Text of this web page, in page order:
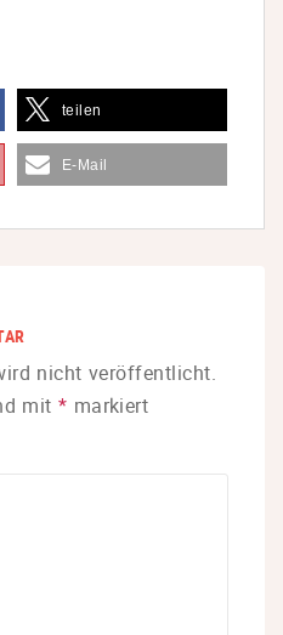
teilen
E-Mail
nicht veröffentlicht.
mit * markiert